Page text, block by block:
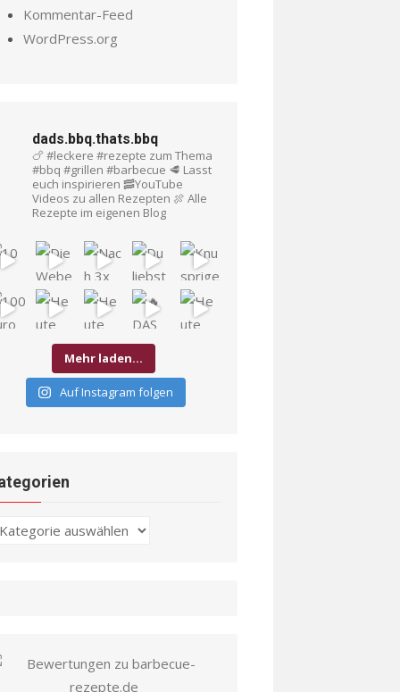
Kommentar-Feed
WordPress.org
dads.bbq.thats.bbq
🍗 #leckere #rezepte zum Thema
#bbq #grillen #barbecue 🥩 Lasst
euch inspirieren 🥓YouTube
Videos zu allen Rezepten 🍖 Alle
Rezepte im eigenen Blog
Mehr laden…
Auf Instagram folgen